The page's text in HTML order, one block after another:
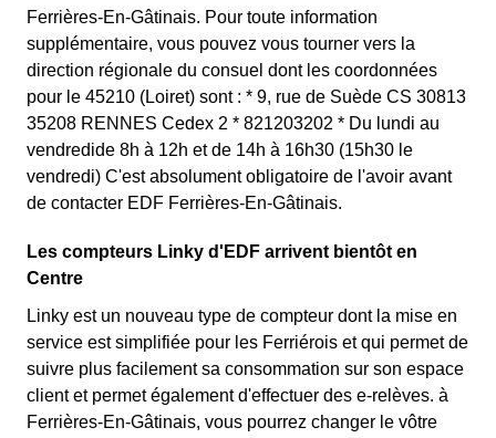
Ferrières-En-Gâtinais. Pour toute information
supplémentaire, vous pouvez vous tourner vers la
direction régionale du consuel dont les coordonnées
pour le 45210 (Loiret) sont : * 9, rue de Suède CS 30813
35208 RENNES Cedex 2 * 821203202 * Du lundi au
vendredide 8h à 12h et de 14h à 16h30 (15h30 le
vendredi) C'est absolument obligatoire de l'avoir avant
de contacter EDF Ferrières-En-Gâtinais.
Les compteurs Linky d'EDF arrivent bientôt en
Centre
Linky est un nouveau type de compteur dont la mise en
service est simplifiée pour les Ferriérois et qui permet de
suivre plus facilement sa consommation sur son espace
client et permet également d'effectuer des e-relèves. à
Ferrières-En-Gâtinais, vous pourrez changer le vôtre